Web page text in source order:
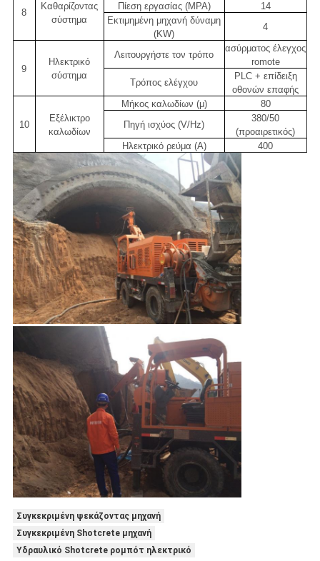
8
Καθαρίζοντας
σύστημα
Πίεση εργασίας (MPA)
14
Εκτιμημένη μηχανή δύναμη
(KW)
4
9
Ηλεκτρικό
σύστημα
Λειτουργήστε τον τρόπο
ασύρματος έλεγχος
romote
Τρόπος ελέγχου
PLC + επίδειξη
οθονών επαφής
10
Εξέλικτρο
καλωδίων
Μήκος καλωδίων (μ)
80
Πηγή ισχύος (V/Hz)
380/50
(προαιρετικός)
Ηλεκτρικό ρεύμα (Α)
400
Συγκεκριμένη ψεκάζοντας μηχανή
Συγκεκριμένη Shotcrete μηχανή
Υδραυλικό Shotcrete ρομπότ ηλεκτρικό